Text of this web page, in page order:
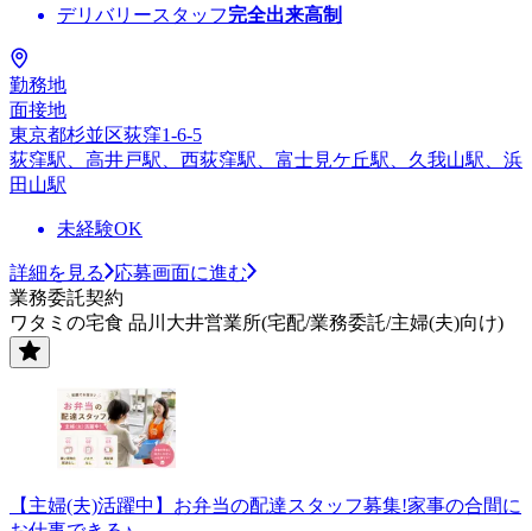
デリバリースタッフ完全出来高制
勤務地
面接地
東京都杉並区荻窪1-6-5
荻窪駅、高井戸駅、西荻窪駅、富士見ケ丘駅、久我山駅、浜
田山駅
未経験OK
詳細を見る
応募画面に進む
業務委託契約
ワタミの宅食 品川大井営業所(宅配/業務委託/主婦(夫)向け)
【主婦(夫)活躍中】お弁当の配達スタッフ募集!家事の合間に